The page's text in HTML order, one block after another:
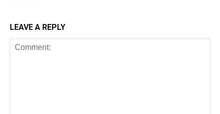
LEAVE A REPLY